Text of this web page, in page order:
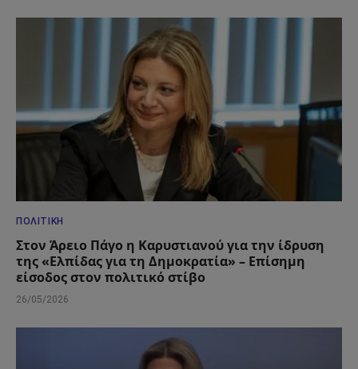
ΠΟΛΙΤΙΚΉ
Στον Άρειο Πάγο η Καρυστιανού για την ίδρυση
της «Ελπίδας για τη Δημοκρατία» – Επίσημη
είσοδος στον πολιτικό στίβο
26/05/2026